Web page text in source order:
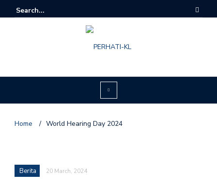
Home / World Hearing Day 2024
Berita 20 March, 2024